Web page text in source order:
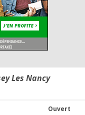
Les Nancy
Ouvert